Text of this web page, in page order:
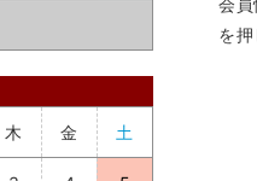
木 金 土
を押